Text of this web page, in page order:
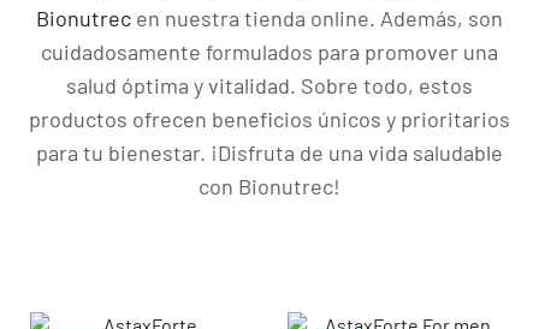
Bionutrec en nuestra tienda online. Además, son
cuidadosamente formulados para promover una
salud óptima y vitalidad. Sobre todo, estos
productos ofrecen beneficios únicos y prioritarios
para tu bienestar. ¡Disfruta de una vida saludable
con Bionutrec!